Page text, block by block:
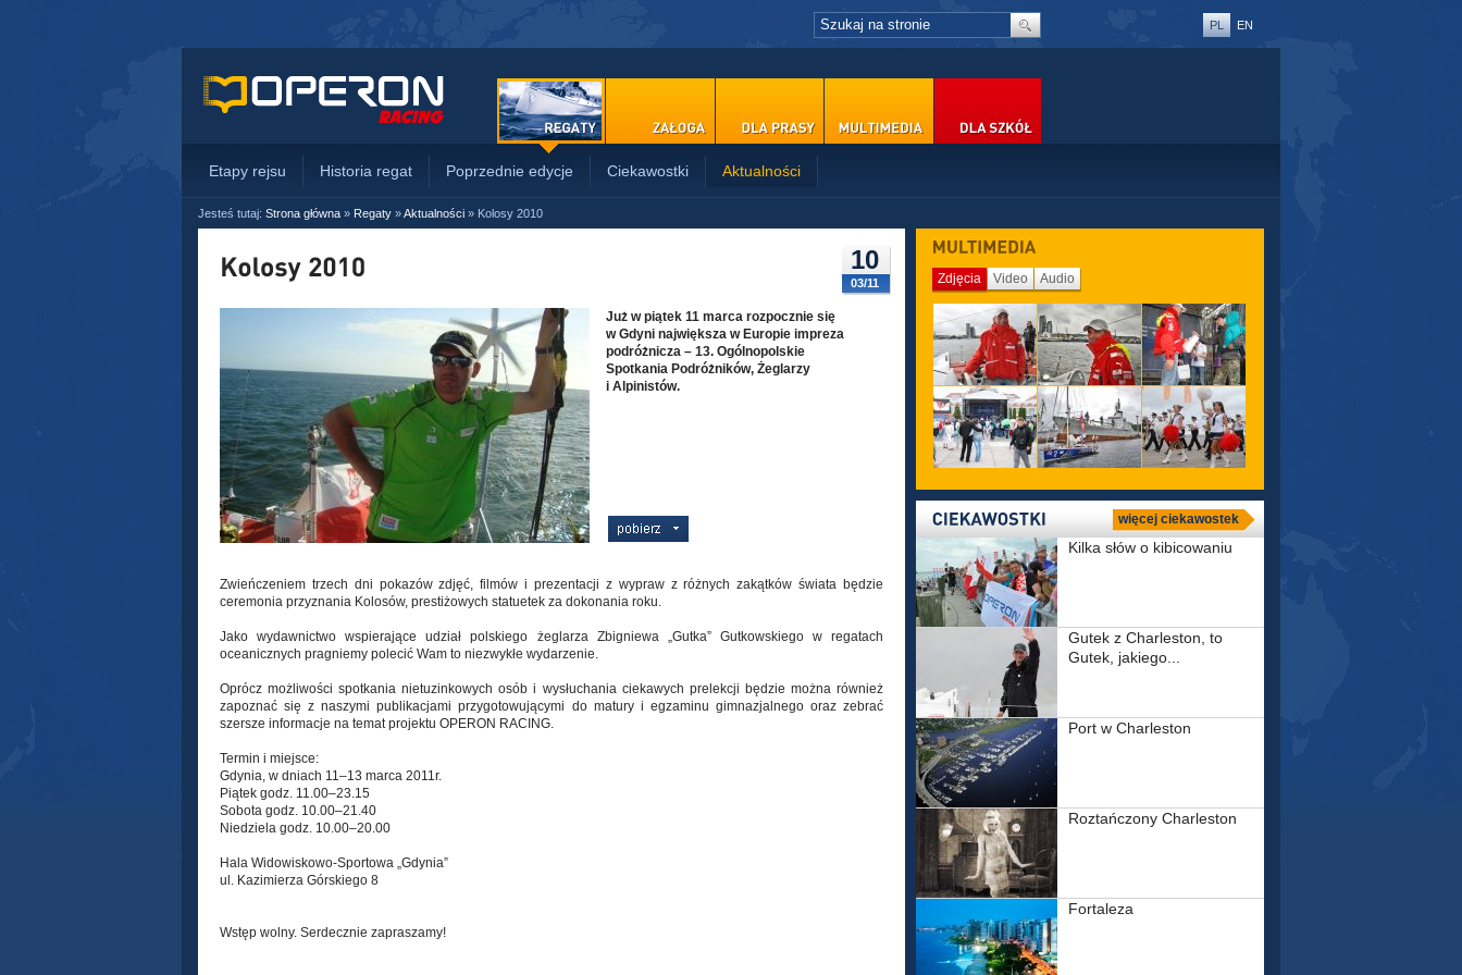
EN
PL
Etapy rejsu Historia regat Poprzednie edycje Ciekawostki Aktualności
Jesteś tutaj: Strona główna » Regaty »Aktualności » Kolosy 2010
10
03/11
Już w piątek 11 marca rozpocznie się
w Gdyni największa w Europie impreza
podróżnicza – 13. Ogólnopolskie
Spotkania Podróżników, Żeglarzy
i Alpinistów.
Zwieńczeniem trzech dni pokazów zdjęć, filmów i prezentacji z wypraw z różnych zakątków świata będzie
ceremonia przyznania Kolosów, prestiżowych statuetek za dokonania roku.
Jako wydawnictwo wspierające udział polskiego żeglarza Zbigniewa „Gutka” Gutkowskiego w regatach
oceanicznych pragniemy polecić Wam to niezwykłe wydarzenie.
Oprócz możliwości spotkania nietuzinkowych osób i wysłuchania ciekawych prelekcji będzie można również
zapoznać się z naszymi publikacjami przygotowującymi do matury i egzaminu gimnazjalnego oraz zebrać
szersze informacje na temat projektu OPERON RACING.
Termin i miejsce:
Gdynia, w dniach 11–13 marca 2011r.
Piątek godz. 11.00–23.15
Sobota godz. 10.00–21.40
Niedziela godz. 10.00–20.00
Hala Widowiskowo-Sportowa „Gdynia”
ul. Kazimierza Górskiego 8
Wstęp wolny. Serdecznie zapraszamy!
Zdjęcia Video Audio
więcej ciekawostek
Kilka słów o kibicowaniu
Gutek z Charleston, to
Gutek, jakiego...
Port w Charleston
Roztańczony Charleston
Fortaleza